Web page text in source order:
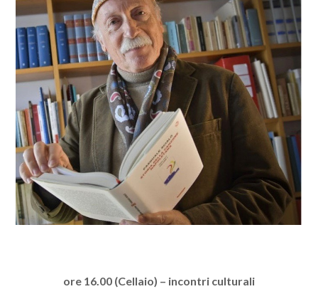
ore 16.00 (Cellaio) – incontri culturali